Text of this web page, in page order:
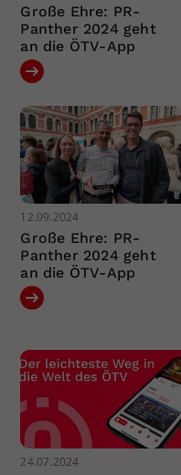
Große Ehre: PR-
Panther 2024 geht
an die ÖTV-App
12.09.2024
Große Ehre: PR-
Panther 2024 geht
an die ÖTV-App
24.07.2024